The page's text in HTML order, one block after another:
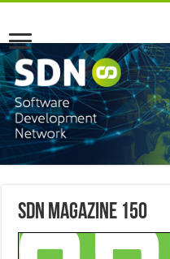
SDN Magazine 150